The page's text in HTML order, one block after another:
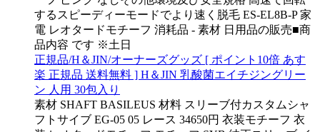
するスピーディーモードでより速く脱毛 ES-EL8B-P 家
電 レオタードモチーフ 消耗品 - 素材 日用品の販売■商
品内容 です ※土日
正規品/H＆JIN/オーナーズグッズ [ ポイント10倍 あす
楽 正規品 送料無料 ] H＆JIN 乳酸菌エイチジングリー
ン 人用 30包入り
素材 SHAFT BASILEUS 材料 スリーブ付カスタムシャ
フトサイブ EG-05 05 レース 34650円 衣装モチーフ 衣